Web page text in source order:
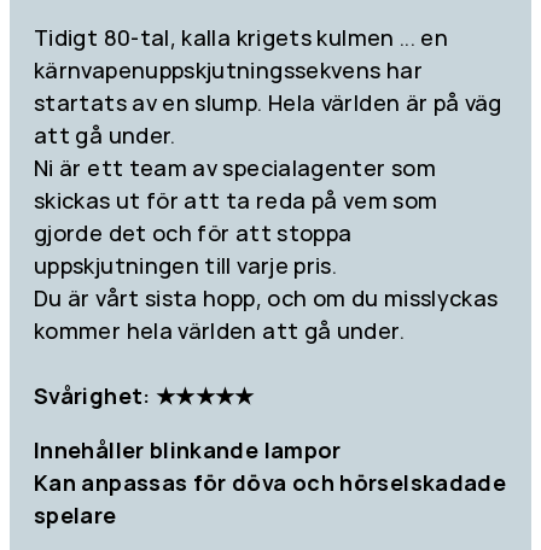
Tidigt 80-tal, kalla krigets kulmen ... en
kärnvapenuppskjutningssekvens har
startats av en slump. Hela världen är på väg
att gå under.
Ni är ett team av specialagenter som
skickas ut för att ta reda på vem som
gjorde det och för att stoppa
uppskjutningen till varje pris.
Du är vårt sista hopp, och om du misslyckas
kommer hela världen att gå under.
Svårighet: ★★★★★
Innehåller blinkande lampor
Kan anpassas för döva och hörselskadade
spelare